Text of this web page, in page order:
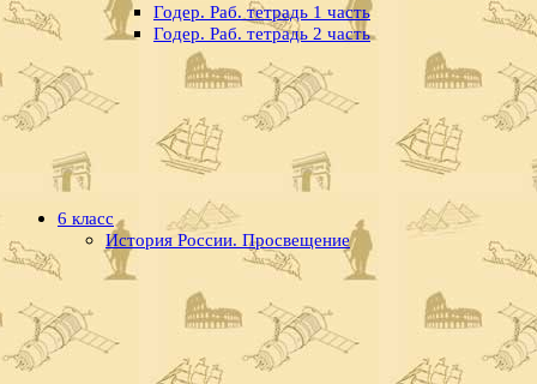
Годер. Раб. тетрадь 1 часть
Годер. Раб. тетрадь 2 часть
6 класс
История России. Просвещение